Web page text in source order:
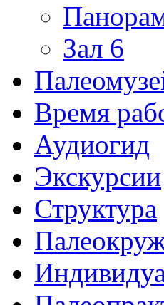
Зал 6
Время
Аудиогид
Экскурсии
Структура